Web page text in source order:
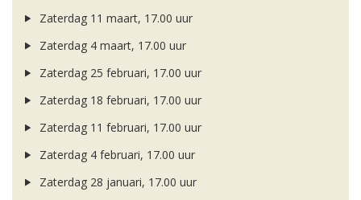
Zaterdag 11 maart, 17.00 uur
Zaterdag 4 maart, 17.00 uur
Zaterdag 25 februari, 17.00 uur
Zaterdag 18 februari, 17.00 uur
Zaterdag 11 februari, 17.00 uur
Zaterdag 4 februari, 17.00 uur
Zaterdag 28 januari, 17.00 uur